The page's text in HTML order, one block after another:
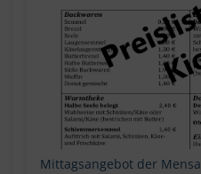
Mittagsangebot der Mensa